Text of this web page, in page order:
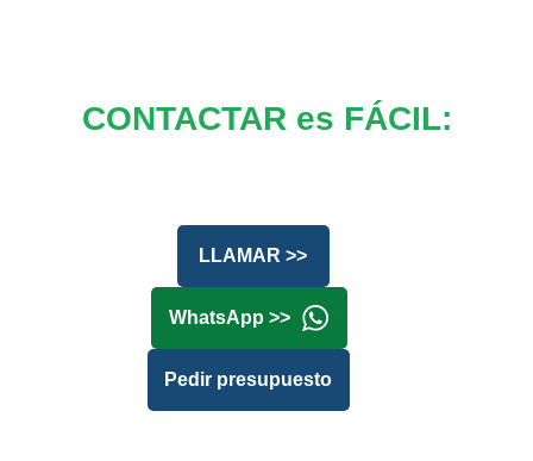
CONTACTAR es FÁCIL:
LLAMAR >>
WhatsApp >>
Pedir presupuesto